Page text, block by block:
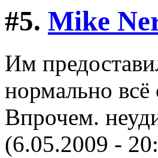
#5. Mike
Им
нормально всё
Впрочем.
(6.05.2009 -